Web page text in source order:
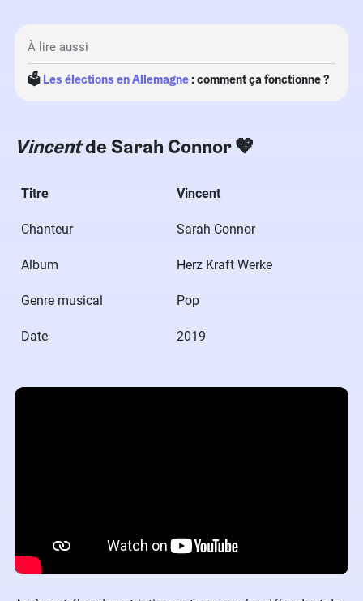
À lire aussi
🗳 Les élections en Allemagne : comment ça fonctionne ?
Vincentde Sarah Connor​ 💖
Titre Vincent
Chanteur Sarah Connor
Album Herz Kraft Werke
Genre musical Pop
Date 2019